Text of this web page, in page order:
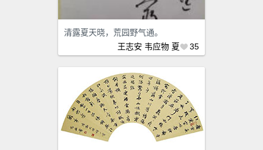
清露夏天晓，荒园野气通。
王志安 韦应物 夏 35